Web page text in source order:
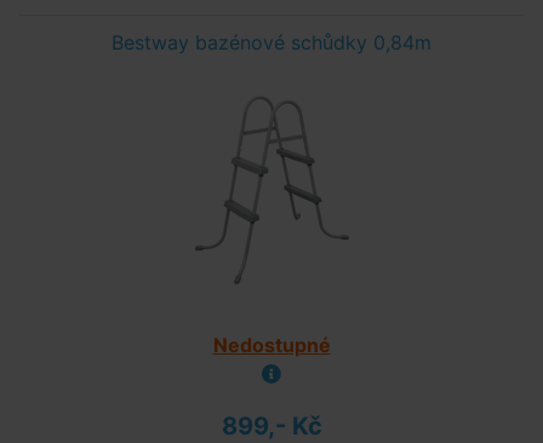
Bestway bazénové schůdky 0,84m
Nedostupné
899,- Kč